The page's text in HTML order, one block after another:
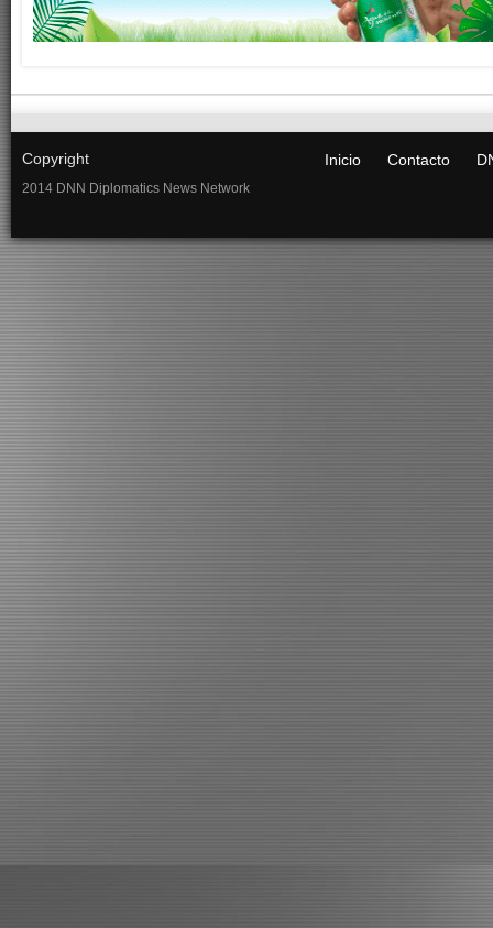
Copyright
2014 DNN Diplomatics News Network
Inicio Contacto